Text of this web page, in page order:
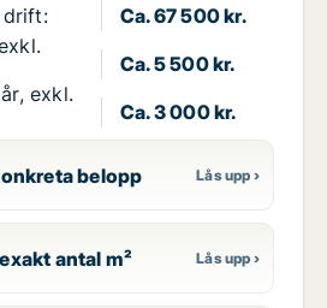
drift:
Ca. 67 500 kr.
Ca. 5 500 kr.
exkl.
Ca. 3 000 kr.
belopp
antal m²